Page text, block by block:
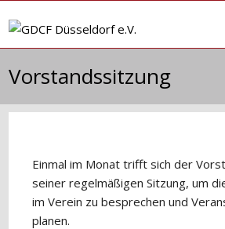
Inhalt
Vorstandssitzung
Einmal im Monat trifft sich der
seiner regelmäßigen Sitzung, um
im Verein zu besprechen und
planen.